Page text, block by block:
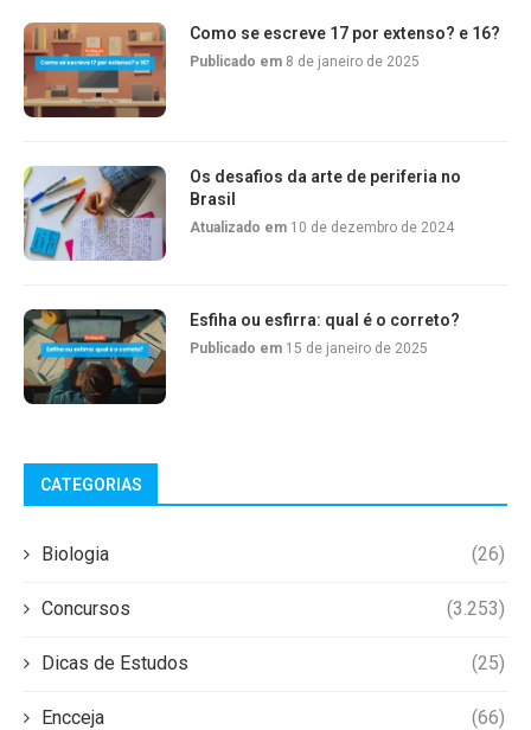
Como se escreve 17 por extenso? e 16?
Publicado em 8 de janeiro de 2025
Os desafios da arte de periferia no
Brasil
Atualizado em 10 de dezembro de 2024
Esfiha ou esfirra: qual é o correto?
Publicado em 15 de janeiro de 2025
CATEGORIAS
Biologia (26)
Concursos (3.253)
Dicas de Estudos (25)
Encceja (66)